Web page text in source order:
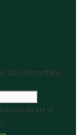
tips och nyttiga
du att vi